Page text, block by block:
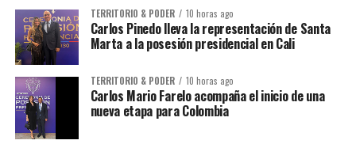
TERRITORIO & PODER 10 horas ago
Carlos Pinedo lleva la representación de Santa
Marta a la posesión presidencial en Cali
TERRITORIO & PODER 10 horas ago
Carlos Mario Farelo acompaña el inicio de una
nueva etapa para Colombia